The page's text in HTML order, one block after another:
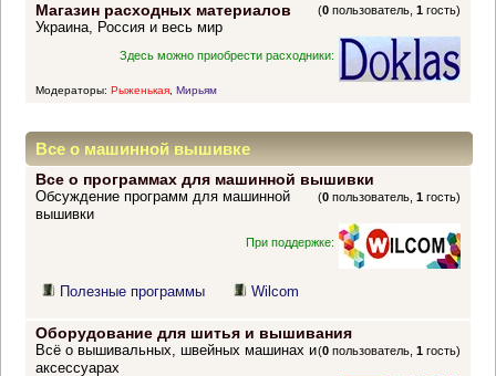
Магазин расходных материалов (0 пользователь,1 гость)
Украина, Россия и весь мир
Здесь можно приобрести расходники:
Модераторы: Рыженькая, Мирьям
Все о машинной вышивке
Все о программах для машинной вышивки
(0 пользователь,1 гость)
Обсуждение программ для машинной
вышивки
При поддержке:
Полезные программы Wilcom
Оборудование для шитья и вышивания
(0 пользователь,1 гость)
Всё о вышивальных, швейных машинах и
аксессуарах